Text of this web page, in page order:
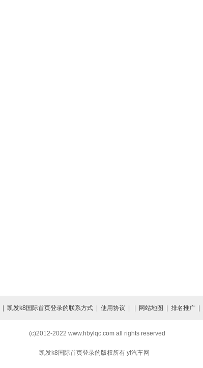
凯发k8国际首页登录的联系方式 使用协议 网站地图 排名推广
(c)2012-2022 www.hbylqc.com all rights reserved
凯发k8国际首页登录的版权所有 yl汽车网